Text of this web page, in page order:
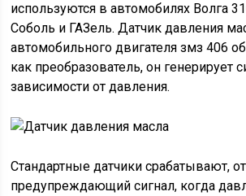
используются в автомобилях Волга
Соболь и ГАЗель. Датчик давления
автомобильного двигателя змз 406
как преобразователь, он генерирует
зависимости от давления.
Стандартные датчики срабатывают,
предупреждающий сигнал, когда